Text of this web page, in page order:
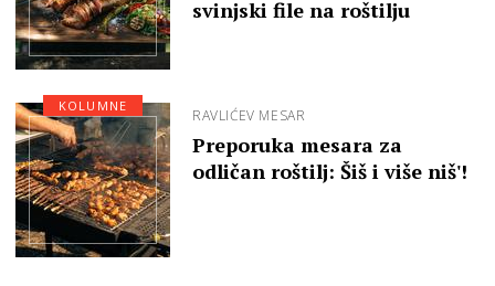
svinjski file na roštilju
RAVLIĆEV MESAR
Preporuka mesara za
odličan roštilj: Šiš i više niš'!
KOLUMNE